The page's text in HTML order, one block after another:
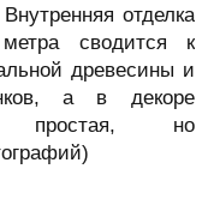
отделка
сводится к
древесины и
а в декоре
простая, но